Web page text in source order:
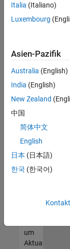
Stellenangebote
anzeigen .
noch
keine
offenen
Stellen
können,
die
Ihren
entsprechen,
werden
unseres
um
Italia (Italiano)
Luxembourg
Asien-Pazifik
Australia (English)
India (English)
New Zealand
中国
简体中文
English
日本 (日本語)
한국 (한국어)